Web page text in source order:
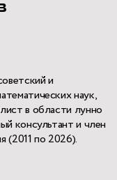
и
наук,
в области лунно
консультант и член
(2011 по 2026).